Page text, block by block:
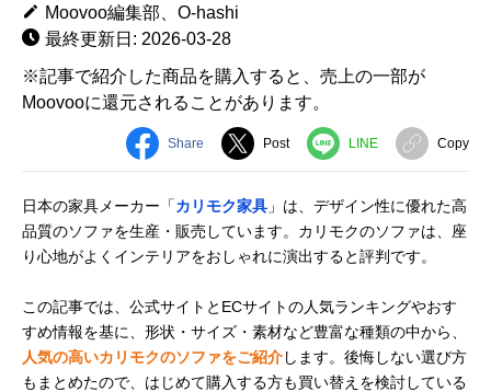
Moovoo編集部、O-hashi
最終更新日: 2026-03-28
※記事で紹介した商品を購入すると、売上の一部が
Moovooに還元されることがあります。
Share Post LINE Copy
日本の家具メーカー「カリモク家具 」は、デザイン性に優れた高
品質のソファを生産・販売しています。カリモクのソファは、座
り心地がよくインテリアをおしゃれに演出すると評判です。
この記事では、公式サイトとECサイトの人気ランキングやおす
すめ情報を基に、形状・サイズ・素材など豊富な種類の中から、
人気の高いカリモクのソファをご紹介します。後悔しない選び方
もまとめたので、はじめて購入する方も買い替えを検討している